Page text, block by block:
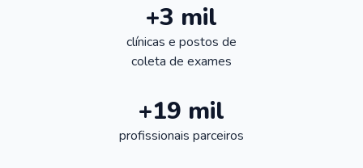
+3 mil
clínicas e postos de
coleta de exames
+19 mil
profissionais parceiros